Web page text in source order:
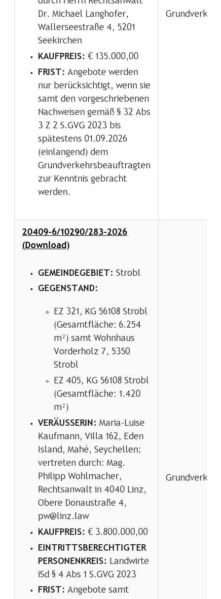
Dr. Michael Langhofer,
Wallerseestraße 4, 5201
Seekirchen
KAUFPREIS: € 135.000,00
FRIST: Angebote werden
nur berücksichtigt, wenn sie
samt den vorgeschriebenen
Nachweisen gemäß § 32 Abs
3 Z 2 S.GVG 2023 bis
spätestens 01.09.2026
(einlangend) dem
Grundverkehrsbeauftragten
zur Kenntnis gebracht
werden.
20409-6/10290/283-2026
(Download)
GEMEINDEGEBIET: Strobl
GEGENSTAND:
EZ 321, KG 56108 Strobl
(Gesamtfläche: 6.254
m²) samt Wohnhaus
Vorderholz 7, 5350
Strobl
EZ 405, KG 56108 Strobl
(Gesamtfläche: 1.420
m²)
VERÄUSSERIN: Maria-Luise
Kaufmann, Villa 162, Eden
Island, Mahé, Seychellen;
vertreten durch: Mag.
Philipp Wohlmacher,
Rechtsanwalt in 4040 Linz,
Obere Donaustraße 4,
pw@linz.law
KAUFPREIS: € 3.800.000,00
EINTRITTSBERECHTIGTER
PERSONENKREIS: Landwirte
iSd § 4 Abs 1 S.GVG 2023
FRIST: Angebote samt